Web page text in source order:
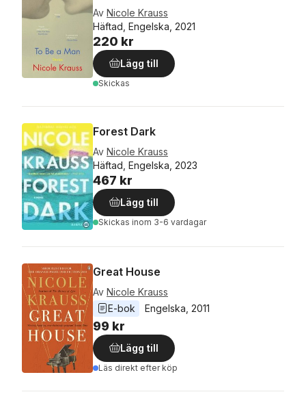
Av Nicole Krauss
Häftad, Engelska, 2021
220 kr
Lägg till
Skickas
Forest Dark
Av Nicole Krauss
Häftad, Engelska, 2023
467 kr
Lägg till
Skickas inom 3-6 vardagar
Great House
Av Nicole Krauss
E-bok
Engelska 2011
99 kr
Lägg till
Läs direkt efter köp